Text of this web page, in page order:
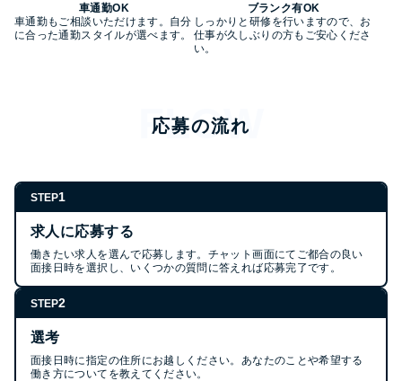
車通勤OK
車通勤もご相談いただけます。自分
に合った通勤スタイルが選べます。
ブランク有OK
しっかりと研修を行いますので、お
仕事が久しぶりの方もご安心くださ
い。
応募の流れ
STEP1
求人に応募する
働きたい求人を選んで応募します。チャット画面にてご都合の良い
面接日時を選択し、いくつかの質問に答えれば応募完了です。
STEP2
選考
面接日時に指定の住所にお越しください。あなたのことや希望する
働き方についてを教えてください。